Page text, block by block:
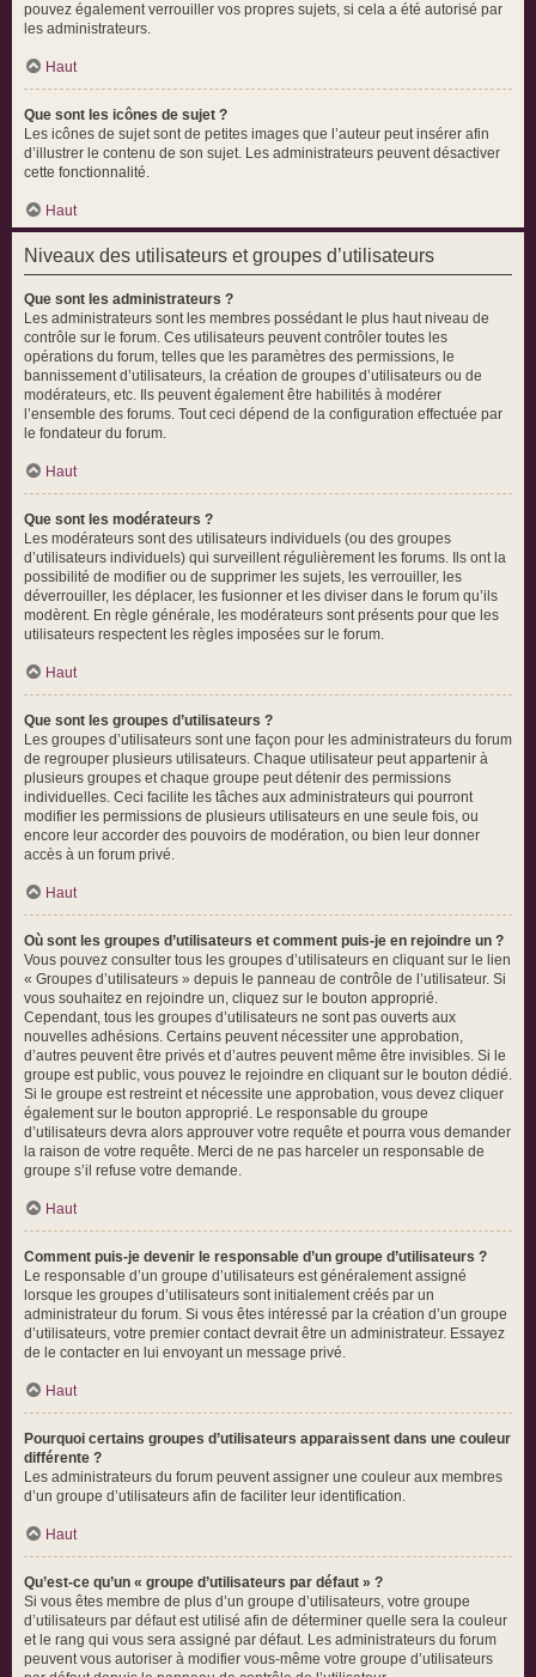
pouvez également verrouiller vos propres sujets, si cela a été autorisé par
les administrateurs.
Haut
Que sont les icônes de sujet ?
Les icônes de sujet sont de petites images que l’auteur peut insérer afin
d’illustrer le contenu de son sujet. Les administrateurs peuvent désactiver
cette fonctionnalité.
Haut
Niveaux des utilisateurs et groupes d’utilisateurs
Que sont les administrateurs ?
Les administrateurs sont les membres possédant le plus haut niveau de
contrôle sur le forum. Ces utilisateurs peuvent contrôler toutes les
opérations du forum, telles que les paramètres des permissions, le
bannissement d’utilisateurs, la création de groupes d’utilisateurs ou de
modérateurs, etc. Ils peuvent également être habilités à modérer
l’ensemble des forums. Tout ceci dépend de la configuration effectuée par
le fondateur du forum.
Haut
Que sont les modérateurs ?
Les modérateurs sont des utilisateurs individuels (ou des groupes
d’utilisateurs individuels) qui surveillent régulièrement les forums. Ils ont la
possibilité de modifier ou de supprimer les sujets, les verrouiller, les
déverrouiller, les déplacer, les fusionner et les diviser dans le forum qu’ils
modèrent. En règle générale, les modérateurs sont présents pour que les
utilisateurs respectent les règles imposées sur le forum.
Haut
Que sont les groupes d’utilisateurs ?
Les groupes d’utilisateurs sont une façon pour les administrateurs du forum
de regrouper plusieurs utilisateurs. Chaque utilisateur peut appartenir à
plusieurs groupes et chaque groupe peut détenir des permissions
individuelles. Ceci facilite les tâches aux administrateurs qui pourront
modifier les permissions de plusieurs utilisateurs en une seule fois, ou
encore leur accorder des pouvoirs de modération, ou bien leur donner
accès à un forum privé.
Haut
Où sont les groupes d’utilisateurs et comment puis-je en rejoindre un ?
Vous pouvez consulter tous les groupes d’utilisateurs en cliquant sur le lien
« Groupes d’utilisateurs » depuis le panneau de contrôle de l’utilisateur. Si
vous souhaitez en rejoindre un, cliquez sur le bouton approprié.
Cependant, tous les groupes d’utilisateurs ne sont pas ouverts aux
nouvelles adhésions. Certains peuvent nécessiter une approbation,
d’autres peuvent être privés et d’autres peuvent même être invisibles. Si le
groupe est public, vous pouvez le rejoindre en cliquant sur le bouton dédié.
Si le groupe est restreint et nécessite une approbation, vous devez cliquer
également sur le bouton approprié. Le responsable du groupe
d’utilisateurs devra alors approuver votre requête et pourra vous demander
la raison de votre requête. Merci de ne pas harceler un responsable de
groupe s’il refuse votre demande.
Haut
Comment puis-je devenir le responsable d’un groupe d’utilisateurs ?
Le responsable d’un groupe d’utilisateurs est généralement assigné
lorsque les groupes d’utilisateurs sont initialement créés par un
administrateur du forum. Si vous êtes intéressé par la création d’un groupe
d’utilisateurs, votre premier contact devrait être un administrateur. Essayez
de le contacter en lui envoyant un message privé.
Haut
Pourquoi certains groupes d’utilisateurs apparaissent dans une couleur
différente ?
Les administrateurs du forum peuvent assigner une couleur aux membres
d’un groupe d’utilisateurs afin de faciliter leur identification.
Haut
Qu’est-ce qu’un « groupe d’utilisateurs par défaut » ?
Si vous êtes membre de plus d’un groupe d’utilisateurs, votre groupe
d’utilisateurs par défaut est utilisé afin de déterminer quelle sera la couleur
et le rang qui vous sera assigné par défaut. Les administrateurs du forum
peuvent vous autoriser à modifier vous-même votre groupe d’utilisateurs